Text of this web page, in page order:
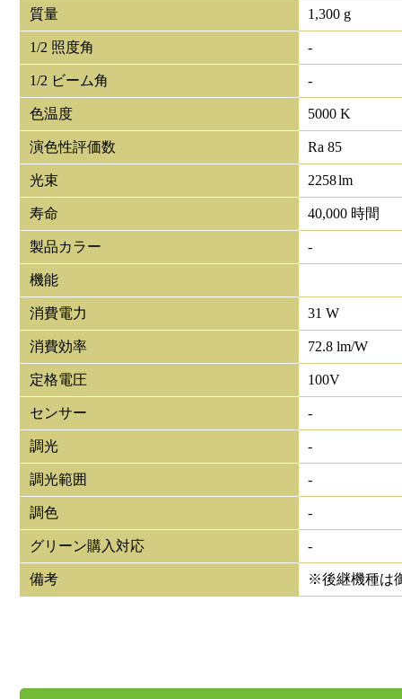
質量 1,300 g
1/2 照度角 -
1/2 ビーム角 -
色温度 5000 K
演色性評価数 Ra 85
光束 2258lm
寿命 40,000 時間
製品カラー -
機能
消費電力 31 W
消費効率 72.8 lm/W
定格電圧 100V
センサー -
調光 -
調光範囲 -
調色 -
グリーン購入対応 -
備考 ※後継機種は